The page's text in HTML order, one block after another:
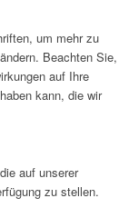
um mehr zu
Beachten Sie,
auf Ihre
kann, die wir
auf unserer
zu stellen.